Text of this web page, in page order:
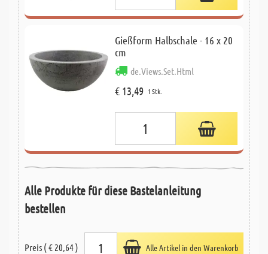
Gießform Halbschale - 16 x 20
cm
de.Views.Set.Html
€ 13,49 1 Stk.
Alle Produkte für diese Bastelanleitung
bestellen
Preis ( € 20,64 ) Alle Artikel in den Warenkorb